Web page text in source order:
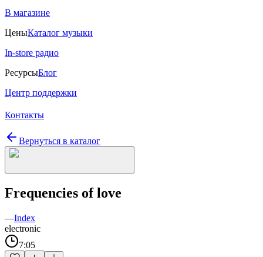
В магазине
ЦеныКаталог музыки
In-store радио
РесурсыБлог
Центр поддержки
Контакты
Вернуться в каталог
Frequencies of love
—Index
electronic
7:05